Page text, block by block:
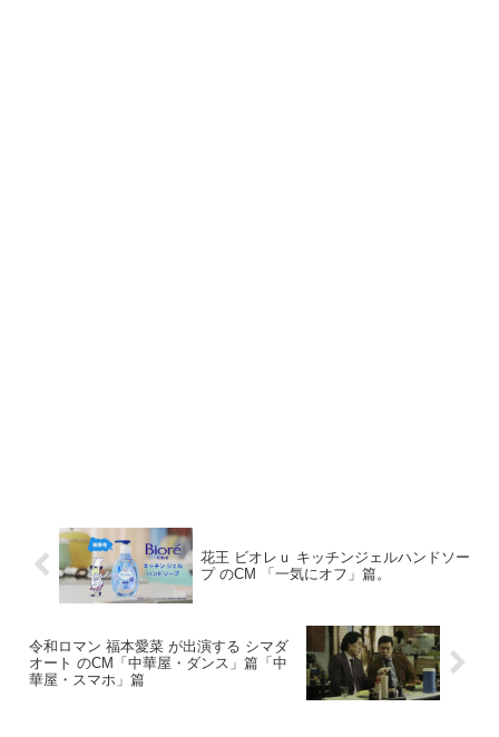
花王 ビオレｕ キッチンジェルハンドソー
プ のCM 「一気にオフ」篇。
令和ロマン 福本愛菜 が出演する シマダ
オート のCM「中華屋・ダンス」篇「中
華屋・スマホ」篇